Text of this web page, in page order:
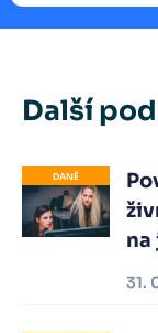
Další
DANĚ
na
31.